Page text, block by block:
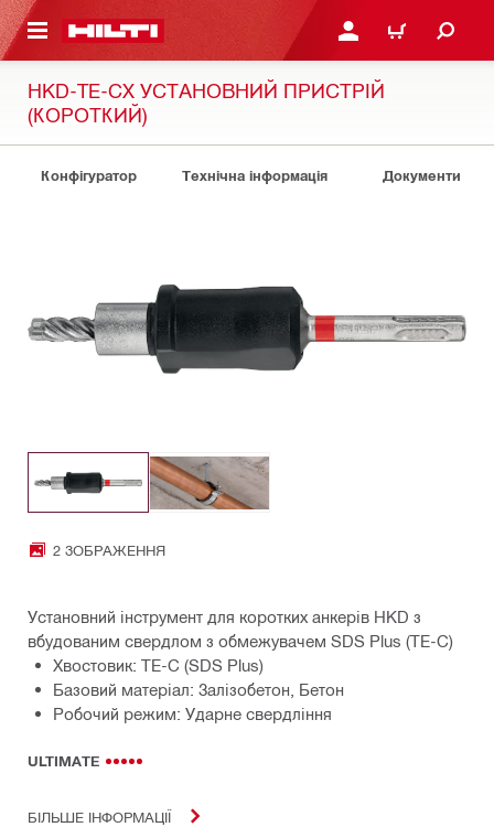
ЗМІСТУ УВІЙТИ АБО
КОШИК
HKD-TE-CX УСТАНОВНИЙ ПРИСТРІЙ
(КОРОТКИЙ)
Конфігуратор Технічна інформація Документи
2 ЗОБРАЖЕННЯ
Установний інструмент для коротких анкерів HKD з
вбудованим свердлом з обмежувачем SDS Plus (TE-C)
Хвостовик: TE-C (SDS Plus)
Базовий матеріал: Залізобетон, Бетон
Робочий режим: Ударне свердління
ULTIMATE
БІЛЬШЕ ІНФОРМАЦІЇ